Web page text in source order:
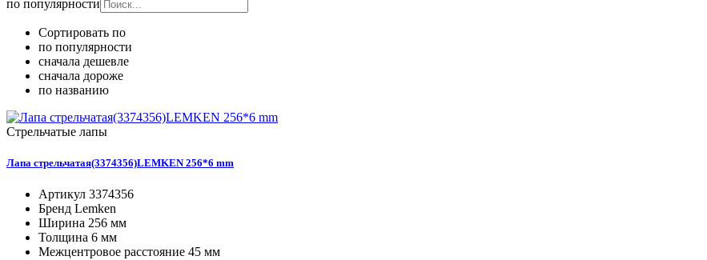
по популярности
Сортировать по
по популярности
сначала дешевле
сначала дороже
по названию
Стрельчатые лапы
Лапа стрельчатая(3374356)LEMKEN 256*6 mm
Артикул 3374356
Бренд Lemken
Ширина 256 мм
Толщина 6 мм
Межцентровое расстояние 45 мм